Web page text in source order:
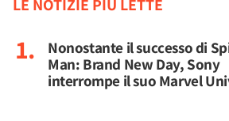
LE NOTIZIE PIÙ LETTE
Nonostante il successo di
Man: Brand New Day, Sony
interrompe il suo Marvel